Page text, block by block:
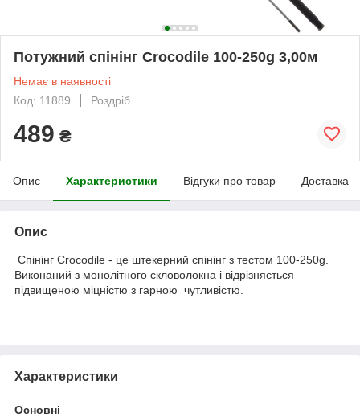
Потужний спінінг Crocodile 100-250g 3,00м
Немає в наявності
Код: 11889
Роздріб
489 ₴
Опис Характеристики Відгуки про товар Доставка
Опис
Спінінг Crocodile - це штекерний спінінг з тестом 100-250g.
Виконаний з монолітного скловолокна і відрізняється
підвищеною міцністю з гарною чутливістю.
Характеристики
Основні